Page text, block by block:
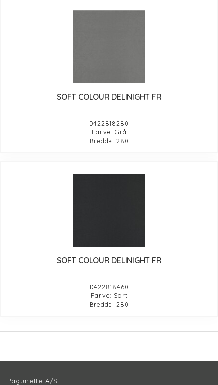
SOFT COLOUR DELINIGHT FR
D422818280
Farve: Grå
Bredde: 280
SOFT COLOUR DELINIGHT FR
D422818460
Farve: Sort
Bredde: 280
Pagunette A/S